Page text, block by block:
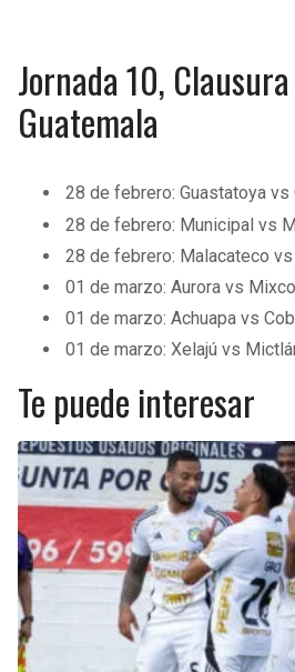
Jornada 10,
Guatemala
28 de febrero: Guastatoya vs
28 de febrero: Municipal vs
28 de febrero: Malacateco vs
01 de marzo: Aurora vs
01 de marzo: Achuapa vs
01 de marzo: Xelajú vs
Te puede interesar